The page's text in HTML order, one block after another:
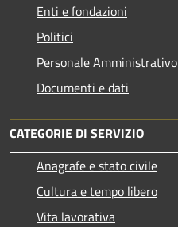
Enti e fondazioni
Politici
Personale Amministrativo
Documenti e dati
CATEGORIE DI SERVIZIO
Anagrafe e stato civile
Cultura e tempo libero
Vita lavorativa